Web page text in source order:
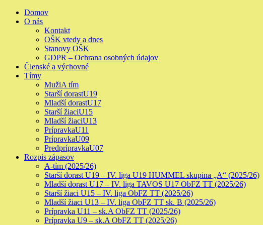
Skip
Primary
Menu
Domov
O nás
Kontakt
OŠK vtedy a dnes
Stanovy OŠK
GDPR – Ochrana osobných údajov
Členské a výchovné
Tímy
MužiA tím
Starší dorastU19
Mladší dorastU17
Starší žiaciU15
Mladší žiaciU13
PrípravkaU11
PrípravkaU09
PredprípravkaU07
Rozpis zápasov
A-tím (2025/26)
Starší dorast U19 – IV. liga U19 HUMMEL skupina „A“ (2025/26)
Mladší dorast U17 – IV. liga TAVOS U17 ObFZ TT (2025/26)
Starší žiaci U15 – IV. liga ObFZ TT (2025/26)
Mladší žiaci U13 – IV. liga ObFZ TT sk. B (2025/26)
Prípravka U11 – sk.A ObFZ TT (2025/26)
Prípravka U9 – sk.A ObFZ TT (2025/26)